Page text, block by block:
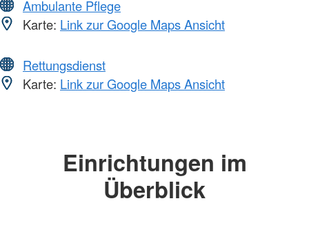
Ambulante Pflege
Karte: Link zur Google Maps Ansicht
Rettungsdienst
Karte: Link zur Google Maps Ansicht
Einrichtungen im
Überblick